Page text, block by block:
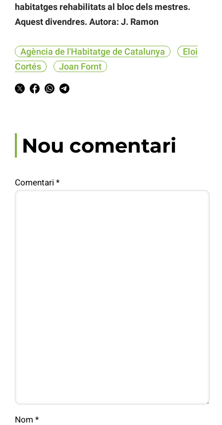
habitatges rehabilitats al bloc dels mestres.
Aquest divendres. Autora: J. Ramon
Agència de l'Habitatge de Catalunya
Eloi
Cortés
Joan Fornt
Nou comentari
Comentari *
Nom *